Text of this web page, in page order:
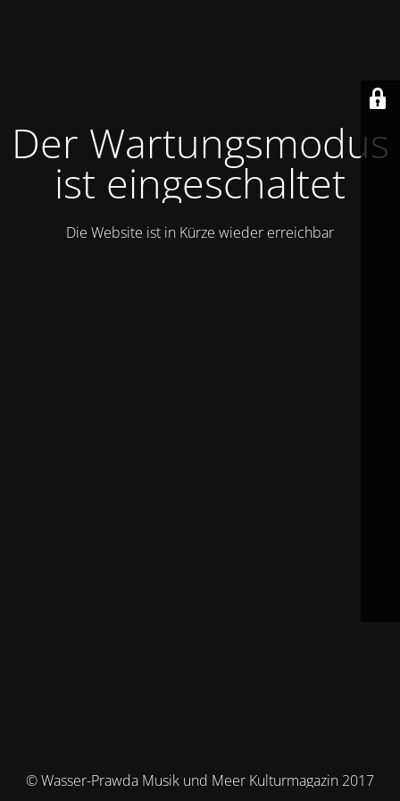
Der Wartungsmodus
ist eingeschaltet
Die Website ist in Kürze wieder erreichbar
© Wasser-Prawda Musik und Meer Kulturmagazin 2017